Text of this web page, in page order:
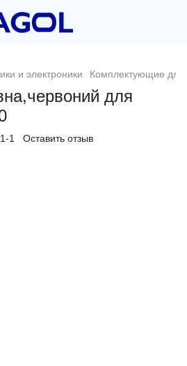
и электроники Комплектующие для
для
1 Оставить отзыв